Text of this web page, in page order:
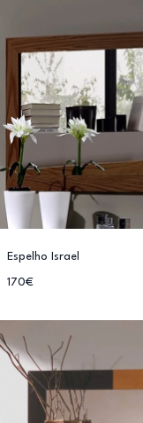
Espelho Israel
170€